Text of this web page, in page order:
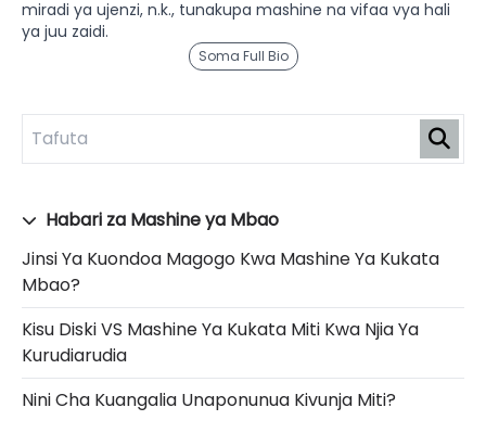
miradi ya ujenzi, n.k., tunakupa mashine na vifaa vya hali
ya juu zaidi.
Soma Full Bio
Habari za Mashine ya Mbao
Jinsi Ya Kuondoa Magogo Kwa Mashine Ya Kukata
Mbao?
Kisu Diski VS Mashine Ya Kukata Miti Kwa Njia Ya
Kurudiarudia
Nini Cha Kuangalia Unaponunua Kivunja Miti?